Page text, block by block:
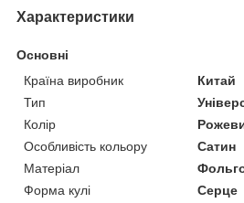
Характеристики
Основні
Країна виробник
Китай
Тип
Колір
Особливість кольору
Сатин
Матеріал
Форма кулі
Серце